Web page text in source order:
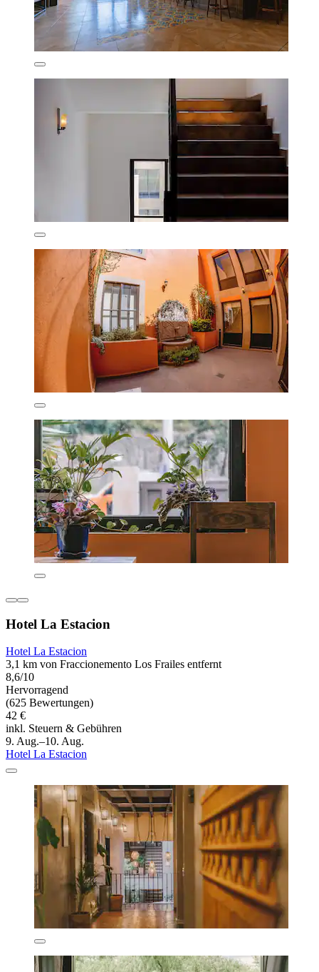
Hotel La Estacion
Hotel La Estacion
3,1 km von Fraccionemento Los Frailes entfernt
8,6/10
Hervorragend
(625 Bewertungen)
42 €
inkl. Steuern & Gebühren
9. Aug.–10. Aug.
Hotel La Estacion